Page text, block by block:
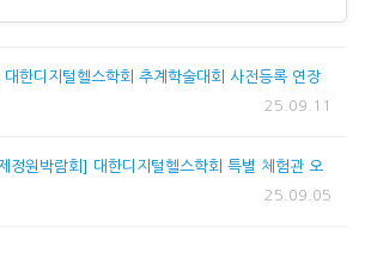
한디지털헬스학회 추계학술대회 사전등록 연장
25.09.11
정원박람회] 대한디지털헬스학회 특별 체험관 오
25.09.05